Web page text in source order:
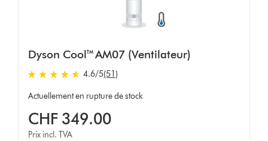
Dyson Cool™ AM07 (Ventilateur)
4.6 stars out of 5 from 51 Avis
4.6/5(51)
Actuellement en rupture de stock
CHF 349.00
Prix incl. TVA